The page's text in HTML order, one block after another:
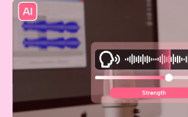
Κείμενο και ήχος
Αυτόματες λεζάντες
Πρότυπα για λεζάντες
Μάρκετινγκ
Τρόπος ζωής και vlog
Προσαρμοσμένος σχεδιασμός
Περισσότερα
Πρότυπα κλάδων
Πρότυπα ανασκόπησης
Κέντρο εμπιστοσύνης
Κέντρο βοήθειας
Αίθουσα τύπου